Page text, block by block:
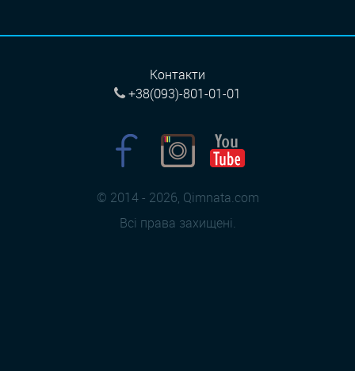
© 2014 - 2026, Qimnata.com
Всі права захищені.
Контакти
+38(093)-801-01-01